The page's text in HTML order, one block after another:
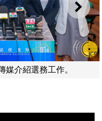
下一
媒介紹選務工作。